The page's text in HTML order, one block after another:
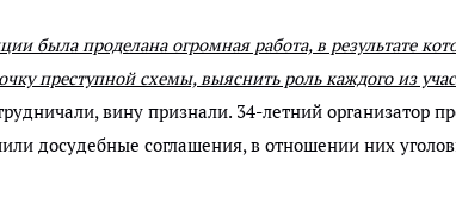
была проделана огромная работа, в результате
преступной схемы, выяснить роль каждого из
вину признали. 34-летний организатор
досудебные соглашения, в отношении них